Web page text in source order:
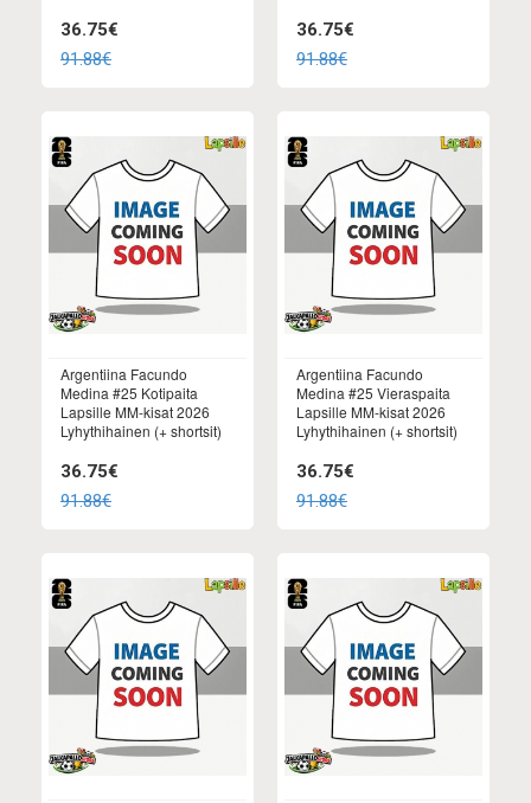
36.75€
91.88€
36.75€
91.88€
Argentiina Facundo
Medina #25 Kotipaita
Lapsille MM-kisat 2026
Lyhythihainen (+ shortsit)
36.75€
91.88€
Argentiina Facundo
Medina #25 Vieraspaita
Lapsille MM-kisat 2026
Lyhythihainen (+ shortsit)
36.75€
91.88€